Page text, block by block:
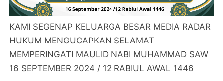
KAMI SEGENAP KELUARGA BESAR MEDIA RADAR
HUKUM MENGUCAPKAN SELAMAT
MEMPERINGATI MAULID NABI MUHAMMAD SAW
16 SEPTEMBER 2024 / 12 RABIUL AWAL 1446